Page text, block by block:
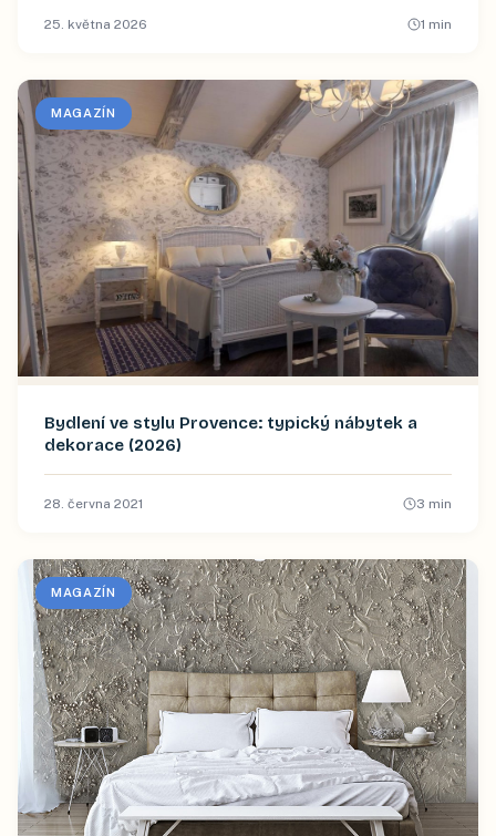
25. května 2026 1 min
MAGAZÍN
Bydlení ve stylu Provence: typický nábytek a
dekorace (2026)
28. června 2021 3 min
MAGAZÍN